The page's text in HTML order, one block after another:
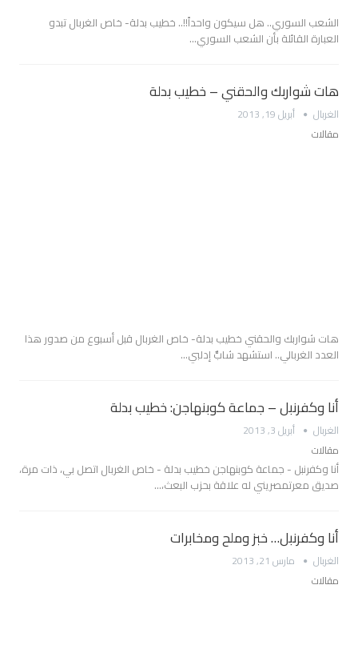
الشعب السوري.. هل سيكون واحداً!!.. خطيب بدلة- خاص الغربال تبدو
العبارة القائلة بأن الشعب السوري…
هات شواربك والحقني – خطيب بدلة
الغربال
أبريل 19, 2013
مقالات
هات شواربك والحقني خطيب بدلة- خاص الغربال قبل أسبوع من صدور هذا
العدد الغربالي.. استشهد شابٌّ إدلبي…
أنا وكفرنبل – جماعة كوبنهاجن: خطيب بدلة
الغربال
أبريل 3, 2013
مقالات
أنا وكفرنبل - جماعة كوبنهاجن خطيب بدلة - خاص الغربال اتصل بي، ذات مرة،
صديق معرتمصريني له علاقة بحزب البعث،…
أنا وكفرنبل… خبز وملح ومخابرات
الغربال
مارس 21, 2013
مقالات